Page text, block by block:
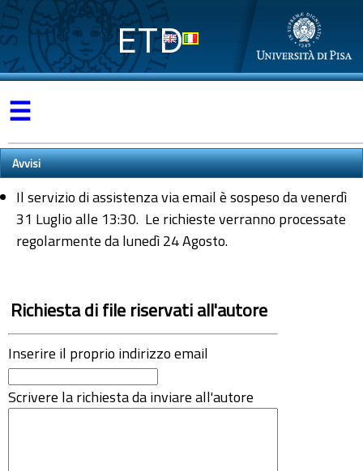
ETD
☰
Avvisi
Il servizio di assistenza via email è sospeso da venerdì
31 Luglio alle 13:30. Le richieste verranno processate
regolarmente da lunedì 24 Agosto.
Richiesta di file riservati all'autore
Inserire il proprio indirizzo email
Scrivere la richiesta da inviare all'autore